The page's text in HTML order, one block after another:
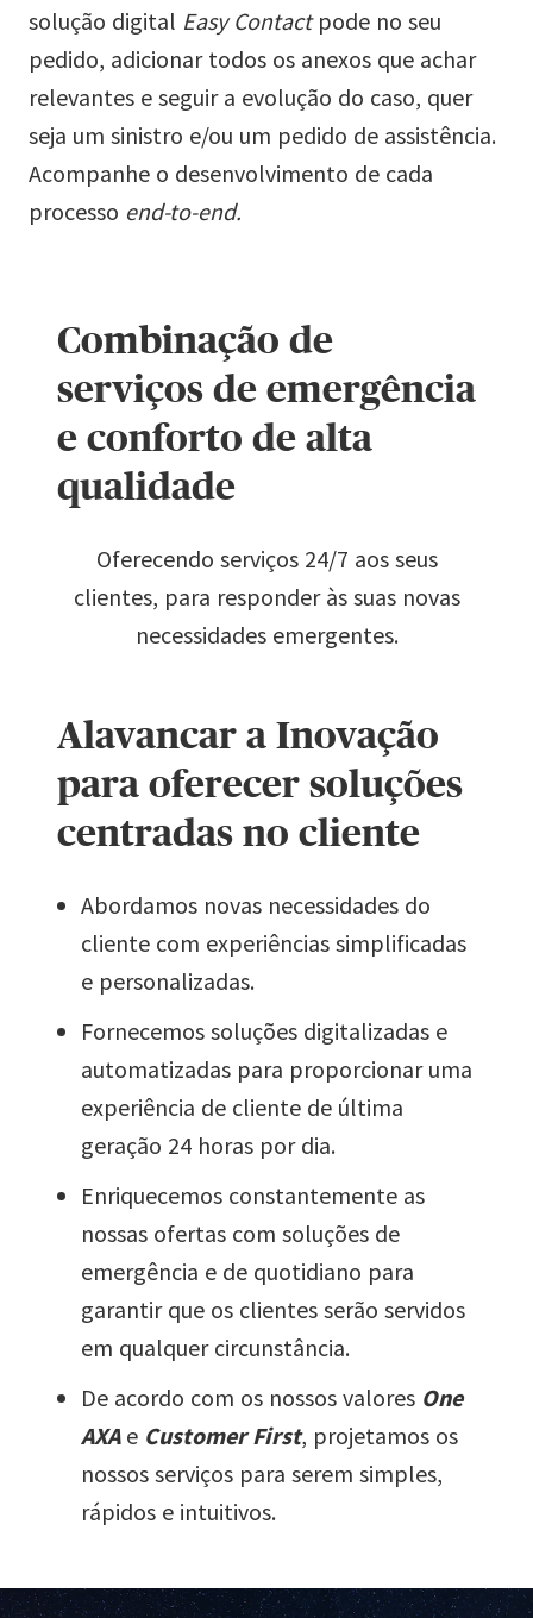
solução digital Easy Contact pode no seu
pedido, adicionar todos os anexos que achar
relevantes e seguir a evolução do caso, quer
seja um sinistro e/ou um pedido de assistência.
Acompanhe o desenvolvimento de cada
processo end-to-end.
Combinação de
serviços de emergência
e conforto de alta
qualidade
Oferecendo serviços 24/7 aos seus
clientes, para responder às suas novas
necessidades emergentes.
Alavancar a Inovação
para oferecer soluções
centradas no cliente
Abordamos novas necessidades do
cliente com experiências simplificadas
e personalizadas.
Fornecemos soluções digitalizadas e
automatizadas para proporcionar uma
experiência de cliente de última
geração 24 horas por dia.
Enriquecemos constantemente as
nossas ofertas com soluções de
emergência e de quotidiano para
garantir que os clientes serão servidos
em qualquer circunstância.
De acordo com os nossos valores One
AXAe Customer First, projetamos os
nossos serviços para serem simples,
rápidos e intuitivos.